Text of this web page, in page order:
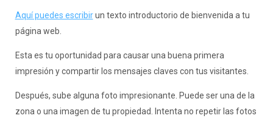
Aquí puedes escribirun texto introductorio de bienvenida a tu
página web.
Esta es tu oportunidad para causar una buena primera
impresión y compartir los mensajes claves con tus visitantes.
Después, sube alguna foto impresionante. Puede ser una de la
zona o una imagen de tu propiedad. Intenta no repetir las fotos